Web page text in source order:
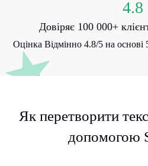
4.8
Довіряє 100 000+
Оцінка Відмінно 4.8/5 на основі
Як перетворити
допомогою